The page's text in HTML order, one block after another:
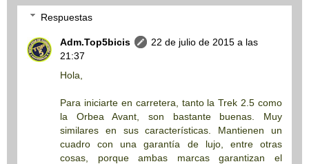
Respuestas
Adm.Top5bicis
22 de julio de 2015 a las
21:37
Hola,
Para iniciarte en carretera, tanto la Trek 2.5 como
la Orbea Avant, son bastante buenas. Muy
similares en sus características. Mantienen un
cuadro con una garantía de lujo, entre otras
cosas, porque ambas marcas garantizan el